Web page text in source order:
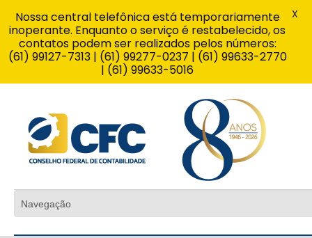
Nossa central telefônica está temporariamente
inoperante. Enquanto o serviço é restabelecido, os
contatos podem ser realizados pelos números:
(61) 99127-7313 | (61) 99277-0237 | (61) 99633-2770
| (61) 99633-5016
X